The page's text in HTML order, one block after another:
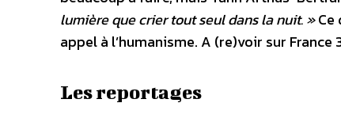
lumière que crier tout seul dans la nuit. »Ce
appel à l’humanisme. A (re)voir sur France
Les reportages